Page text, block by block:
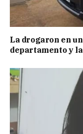
La drogaron en
departamento y